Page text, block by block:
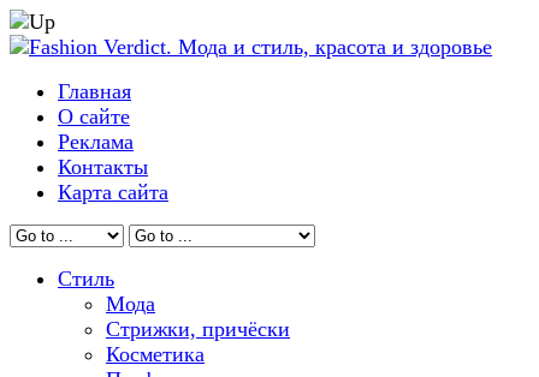
Главная
О сайте
Реклама
Контакты
Карта сайта
Стиль
Мода
Стрижки, причёски
Косметика